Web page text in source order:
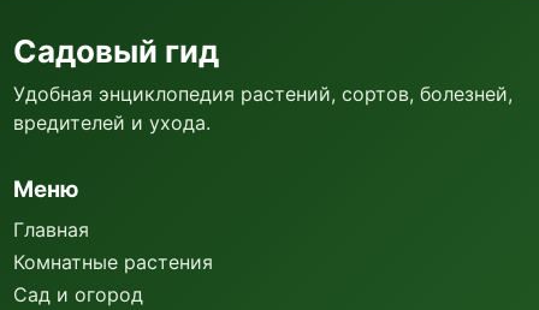
Садовый гид
Удобная энциклопедия растений, сортов, болезней,
вредителей и ухода.
Меню
Главная
Комнатные растения
Сад и огород